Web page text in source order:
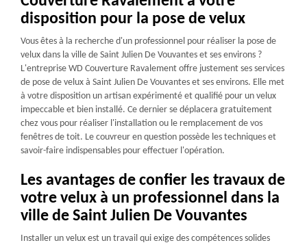
disposition pour la pose de velux
Vous êtes à la recherche d'un professionnel pour réaliser la pose de
velux dans la ville de Saint Julien De Vouvantes et ses environs ?
L'entreprise WD Couverture Ravalement offre justement ses services
de pose de velux à Saint Julien De Vouvantes et ses environs. Elle met
à votre disposition un artisan expérimenté et qualifié pour un velux
impeccable et bien installé. Ce dernier se déplacera gratuitement
chez vous pour réaliser l'installation ou le remplacement de vos
fenêtres de toit. Le couvreur en question possède les techniques et
savoir-faire indispensables pour effectuer l'opération.
Les avantages de confier les travaux de
votre velux à un professionnel dans la
ville de Saint Julien De Vouvantes
Installer un velux est un travail qui exige des compétences solides